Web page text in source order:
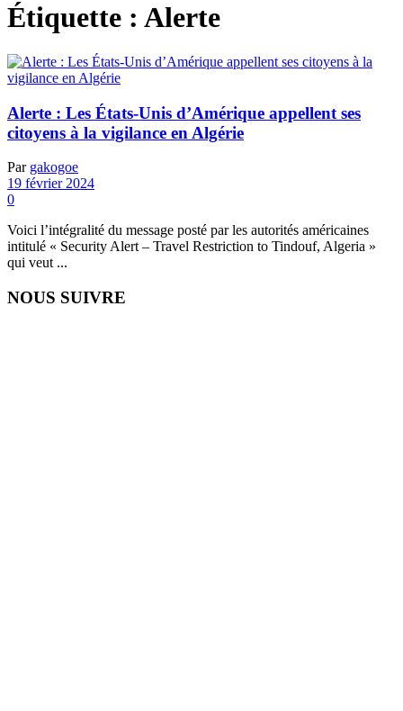
Étiquette : Alerte
Alerte : Les États-Unis d’Amérique appellent ses
citoyens à la vigilance en Algérie
Par gakogoe
19 février 2024
0
Voici l’intégralité du message posté par les autorités américaines
intitulé « Security Alert – Travel Restriction to Tindouf, Algeria »
qui veut ...
NOUS SUIVRE